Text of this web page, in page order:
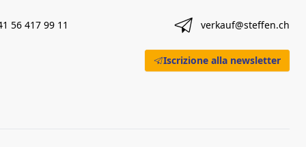
56 417 99 11 verkauf@steffen.ch
Iscrizione alla newsletter